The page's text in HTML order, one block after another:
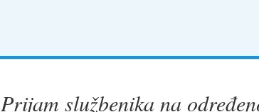
Prijam službenika na